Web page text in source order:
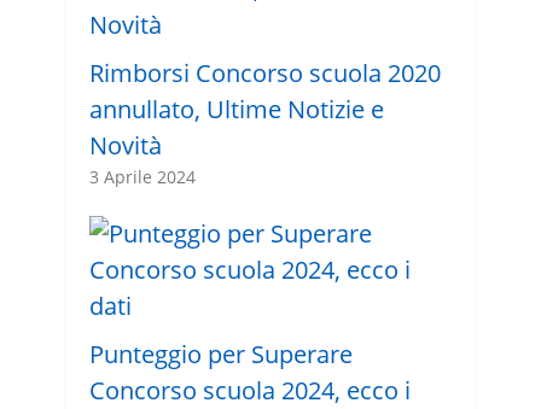
Rimborsi Concorso scuola 2020
annullato, Ultime Notizie e
Novità
3 Aprile 2024
Punteggio per Superare
Concorso scuola 2024, ecco i